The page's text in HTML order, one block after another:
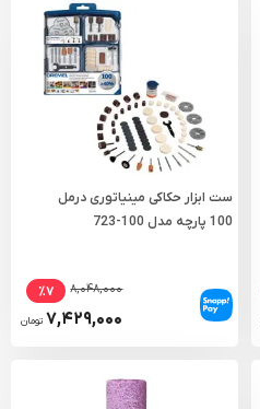
ست ابزار حکاکی مینیاتوری درمل
100 پارچه مدل 100-723
۸,۰۴۸,۰۰۰ ٪۷
۷,۴۲۹,۰۰۰ تومان